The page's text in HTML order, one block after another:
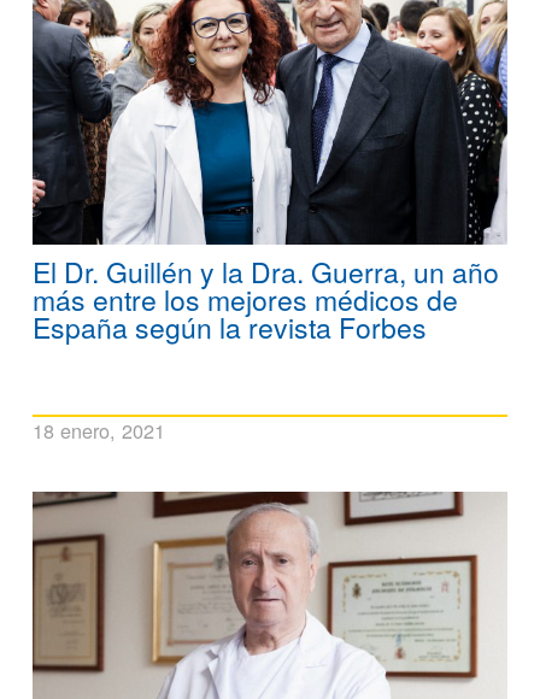
El Dr. Guillén y la Dra. Guerra, un año
más entre los mejores médicos de
España según la revista Forbes
18 enero, 2021